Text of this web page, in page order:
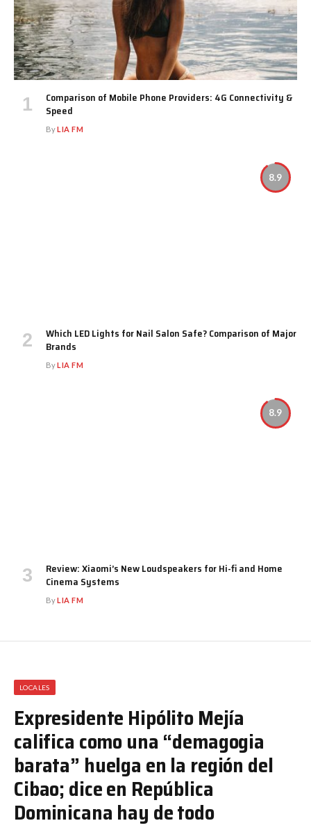
Comparison of Mobile Phone Providers: 4G Connectivity &
Speed
ByLIA FM
8.9
Which LED Lights for Nail Salon Safe? Comparison of Major
Brands
ByLIA FM
8.9
Review: Xiaomi’s New Loudspeakers for Hi-fi and Home
Cinema Systems
ByLIA FM
LOCALES
Expresidente Hipólito Mejía
califica como una “demagogia
barata” huelga en la región del
Cibao; dice en República
Dominicana hay de todo